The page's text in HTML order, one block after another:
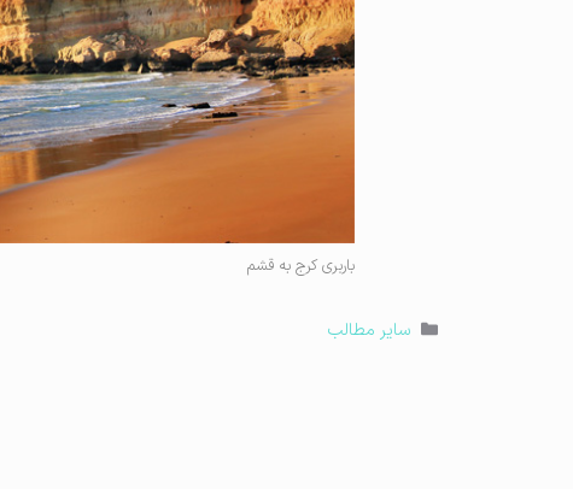
باربری کرج به قشم
دسته‌ها
سایر مطالب